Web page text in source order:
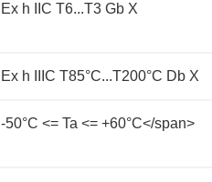
Ex h IIC T6...T3 Gb X
Ex h IIIC T85°C...T200°C Db X
-50°C <= Ta <= +60°C</span>